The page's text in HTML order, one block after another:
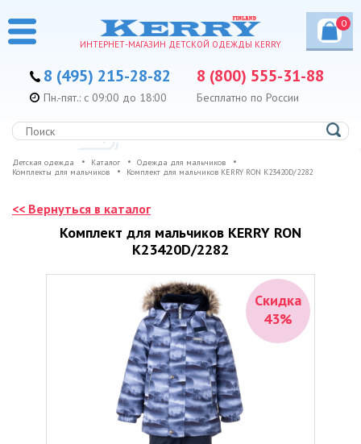
ИНТЕРНЕТ-МАГАЗИН ДЕТСКОЙ ОДЕЖДЫ KERRY
0
8 (495) 215-28-82 8 (800) 555-31-88
Бесплатно по России
Пн.-пят.: с 09:00 до 18:00
Детская одежда Каталог
Одежда для мальчиков
Комплекты для мальчиков
Комплект для мальчиков KERRY RON K23420D/2282
<< Вернуться в каталог
Комплект для мальчиков KERRY RON
K23420D/2282
Скидка
43%